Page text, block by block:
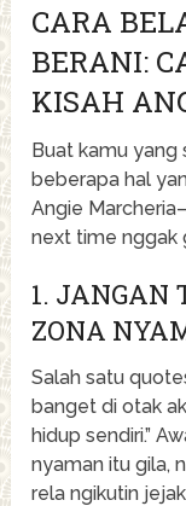
CARA
BERANI:
KISAH
Buat kamu yang
beberapa hal
Angie
next time nggak
1. JANGAN
ZONA
Salah satu
banget di otak
hidup sendiri.”
nyaman itu gila,
rela ngikutin